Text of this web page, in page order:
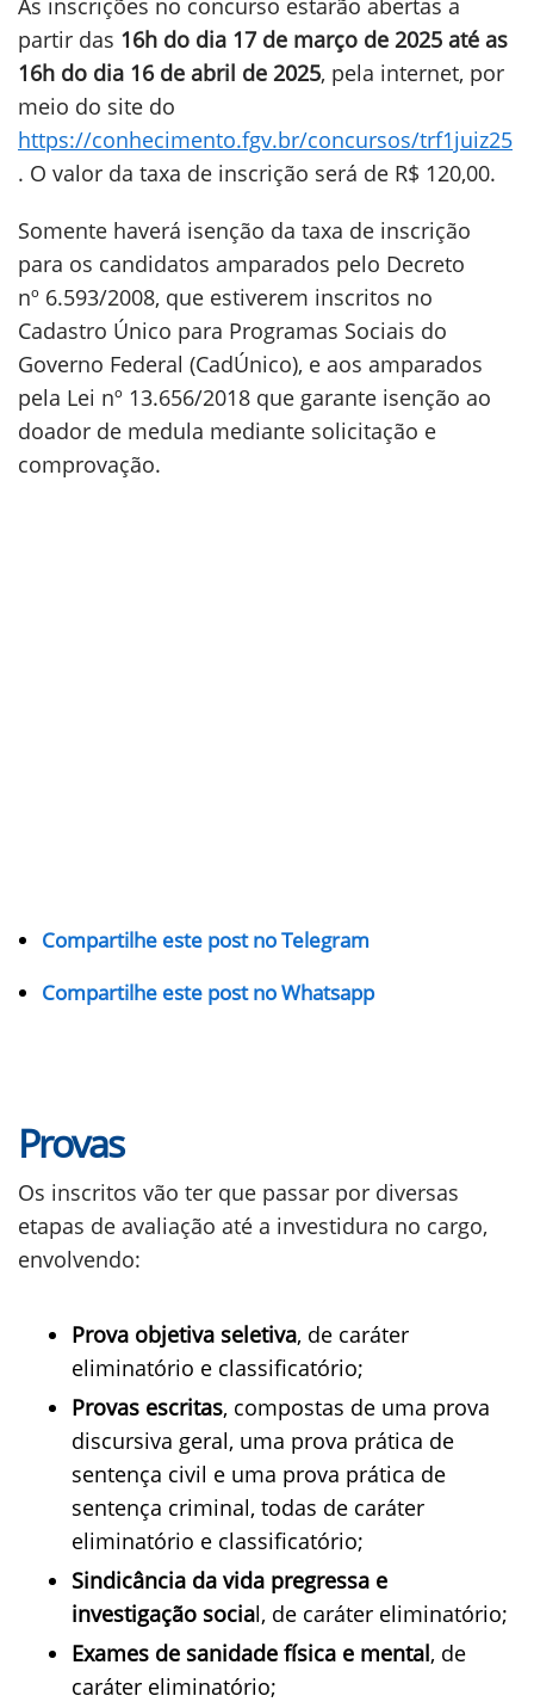
As inscrições no concurso estarão abertas a
partir das 16h do dia 17 de março de 2025 até as
16h do dia 16 de abril de 2025, pela internet, por
meio do site do
https://conhecimento.fgv.br/concursos/trf1juiz25
. O valor da taxa de inscrição será de R$ 120,00.
Somente haverá isenção da taxa de inscrição
para os candidatos amparados pelo Decreto
nº 6.593/2008, que estiverem inscritos no
Cadastro Único para Programas Sociais do
Governo Federal (CadÚnico), e aos amparados
pela Lei nº 13.656/2018 que garante isenção ao
doador de medula mediante solicitação e
comprovação.
Compartilhe este post no Telegram
Compartilhe este post no Whatsapp
Provas
Os inscritos vão ter que passar por diversas
etapas de avaliação até a investidura no cargo,
envolvendo:
Prova objetiva seletiva, de caráter
eliminatório e classificatório;
Provas escritas, compostas de uma prova
discursiva geral, uma prova prática de
sentença civil e uma prova prática de
sentença criminal, todas de caráter
eliminatório e classificatório;
Sindicância da vida pregressa e
investigação social, de caráter eliminatório;
Exames de sanidade física e mental, de
caráter eliminatório;